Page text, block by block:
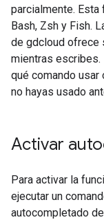
parcialmente.
Bash, Zsh y Fish.
de gdcloud ofrece
mientras escribes.
qué comando usar
no hayas usado
Activar
Para activar la
ejecutar un
autocompletado